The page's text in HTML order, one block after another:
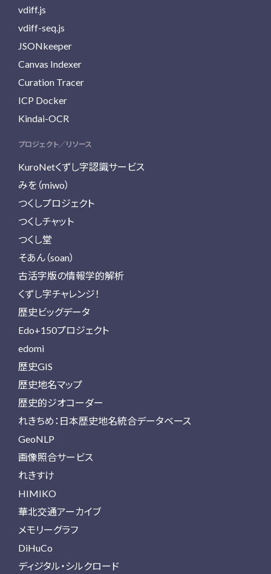
vdiff.js
vdiff-seq.js
JSONkeeper
Canvas Indexer
Curation Tracer
ICP Docker
Kindai-OCR
プロジェクト／リソース
KuroNetくずし字認識サービス
みを（miwo）
つくしプロジェクト
つくしチャット
つくし堂
そあん（soan）
古活字版の情報学的解析
くずし字チャレンジ！
歴史ビッグデータ
Edo+150プロジェクト
edomi
歴史GIS
歴史地名マップ
歴史的ジオコーダー
れきちめ：日本歴史地名統合データベース
GeoNLP
画像照合サービス
れきすけ
HIMIKO
華北交通アーカイブ
メモリーグラフ
DiHuCo
ディジタル・シルクロード